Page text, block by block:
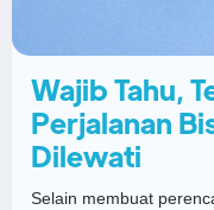
Wajib Tahu,
Perjalanan
Dilewati
Selain membuat